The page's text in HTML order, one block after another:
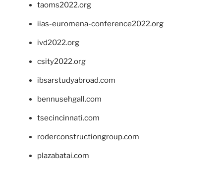
taoms2022.org
iias-euromena-conference2022.org
ivd2022.org
csity2022.org
ibsarstudyabroad.com
bennusehgall.com
tsecincinnati.com
roderconstructiongroup.com
plazabatai.com